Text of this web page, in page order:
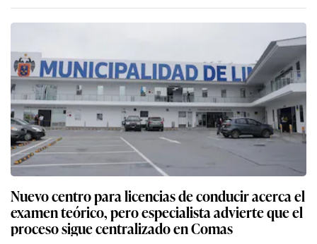
Nuevo centro para licencias de conducir acerca el
examen teórico, pero especialista advierte que el
proceso sigue centralizado en Comas